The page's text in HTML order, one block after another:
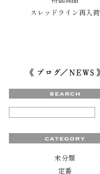
スレッドライン再入荷
未分類
定番